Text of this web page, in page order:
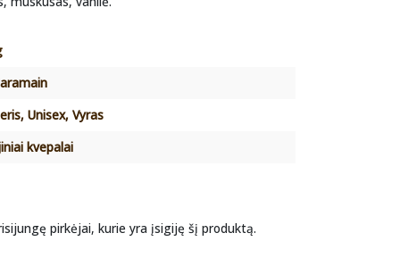
Unisex, Vyras
kvepalai
pirkėjai, kurie yra įsigiję šį produktą.